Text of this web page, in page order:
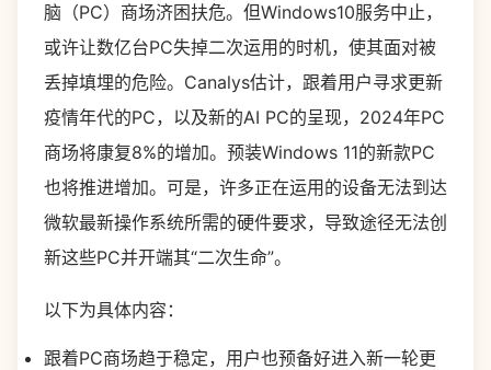
脑（PC）商场济困扶危。但Windows10服务中止，
或许让数亿台PC失掉二次运用的时机，使其面对被
丢掉填埋的危险。Canalys估计，跟着用户寻求更新
疫情年代的PC，以及新的AI PC的呈现，2024年PC
商场将康复8%的增加。预装Windows 11的新款PC
也将推进增加。可是，许多正在运用的设备无法到达
微软最新操作系统所需的硬件要求，导致途径无法创
新这些PC并开端其“二次生命”。
以下为具体内容：
跟着PC商场趋于稳定，用户也预备好进入新一轮更